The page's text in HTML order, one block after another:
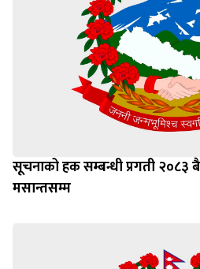
सूचनाको हक सम्बन्धी प्रगती
मसान्तसम्म